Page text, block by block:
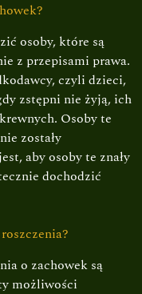
osoby, które są
z przepisami prawa.
czyli dzieci,
zstępni nie żyją, ich
Osoby te
zostały
aby osoby te znały
dochodzić
o zachowek są
możliwości